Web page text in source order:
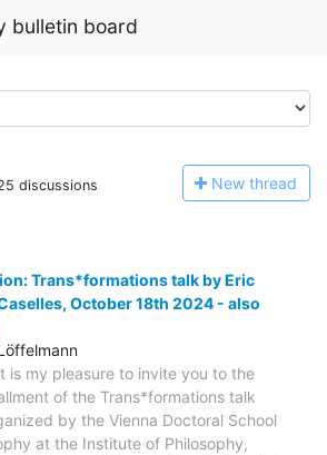
bulletin board
discussions New thread
Trans*formations talk by Eric
October 18th 2024 - also
is my pleasure to invite you to the
of the Trans*formations talk
by the Vienna Doctoral School
at the Institute of Philosophy,